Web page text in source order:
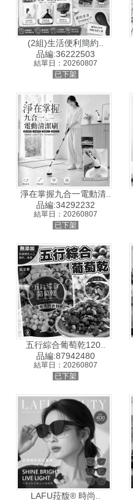
(2組)生活便利簡約..
品編:36222503
結單日：20260807
已下架
淨在掌握九合一電動清..
品編:34292232
結單日：20260807
已下架
五行綜合葡萄乾120..
品編:87942480
結單日：20260807
已下架
LAFU菈馥® 時尚..